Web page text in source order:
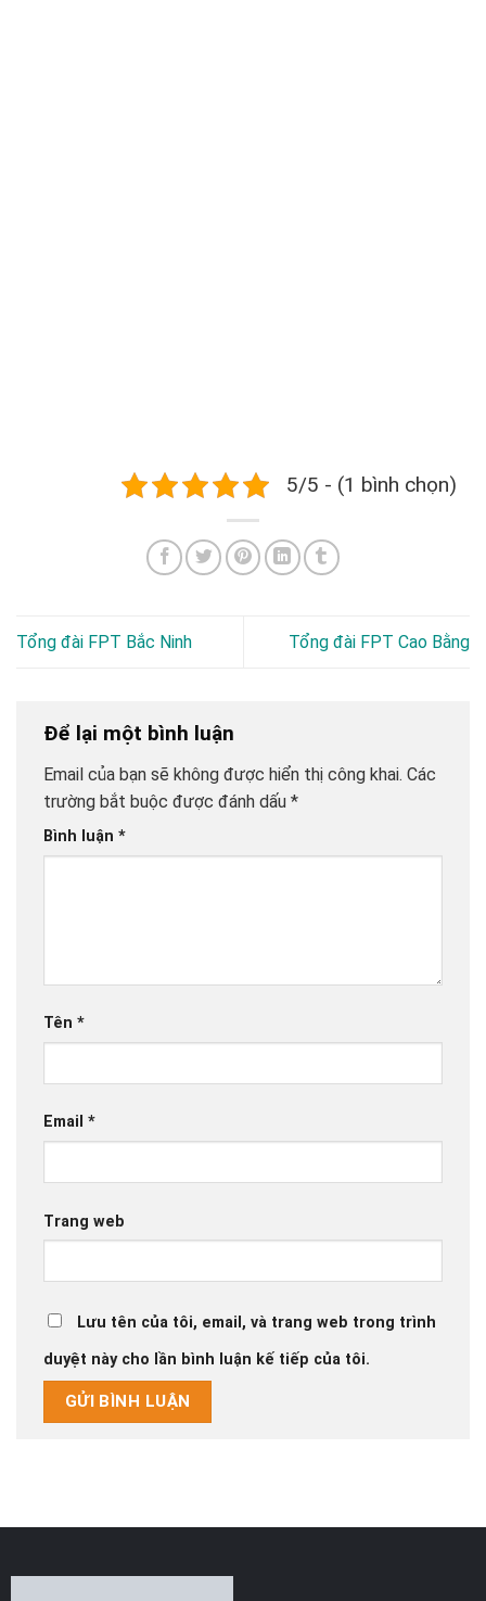
5/5 - (1 bình chọn)
Tổng đài FPT Bắc Ninh Tổng đài FPT Cao Bằng
Để lại một bình luận
Email của bạn sẽ không được hiển thị công khai. Các
trường bắt buộc được đánh dấu *
Bình luận *
Tên *
Email *
Trang web
Lưu tên của tôi, email, và trang web trong trình
duyệt này cho lần bình luận kế tiếp của tôi.